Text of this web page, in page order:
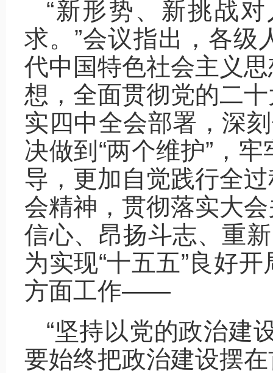
“新形势、新挑战
求。”会议指出，各级
代中国特色社会主义
想，全面贯彻党的二
实四中全会部署，深
决做到“两个维护”，
导，更加自觉践行全
会精神，贯彻落实大
信心、昂扬斗志、重
为实现“十五五”良好
方面工作——
“坚持以党的政治建
要始终把政治建设摆